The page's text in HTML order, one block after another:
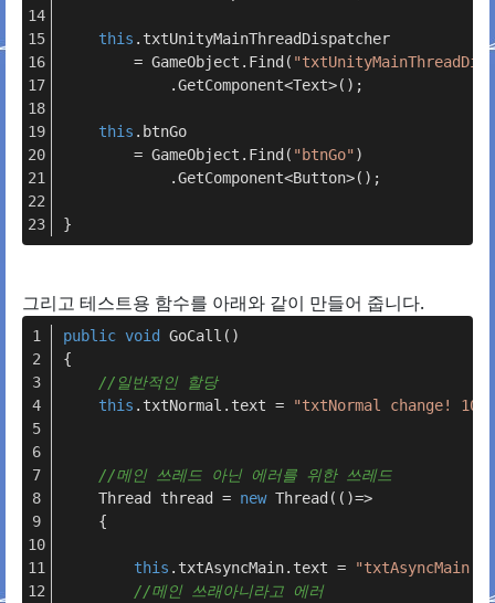
this .txtUnityMainThreadDispatcher
        = GameObject.Find(
            .GetComponent<Text>();
this .btnGo
        = GameObject.Find(
"btnGo" )
            .GetComponent<Button>();
}
그리고 테스트용 함수를 아래와 같이 만들어 줍니다.
public void GoCall ()
{
//일반적인 할당
this .txtNormal.text = "txtNormal change! 101"
//메인 쓰레드 아닌 에러를 위한 쓰레드
    Thread thread =
new Thread(()=>
    {
this .txtAsyncMain.text =
"txtAsyncMain
//메인 쓰래아니라고 에러